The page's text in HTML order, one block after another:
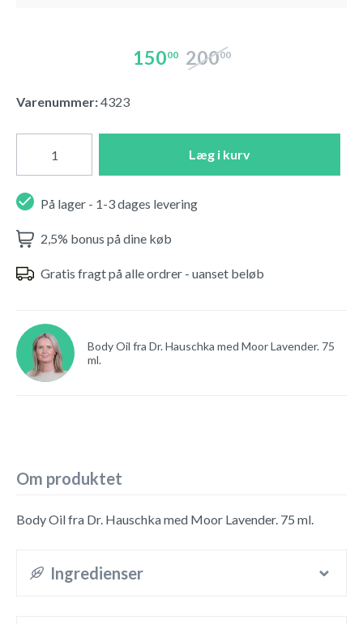
15000 20000
Varenummer:4323
Læg i kurv
På lager - 1-3 dages levering
2,5% bonus på dine køb
Gratis fragt på alle ordrer - uanset beløb
Body Oil fra Dr. Hauschka med Moor Lavender. 75
ml.
Om produktet
Body Oil fra Dr. Hauschka med Moor Lavender. 75 ml.
Ingredienser